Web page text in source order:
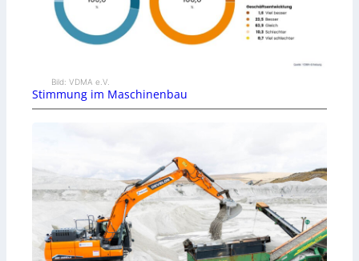
Bild: VDMA e.V.
Stimmung im Maschinenbau